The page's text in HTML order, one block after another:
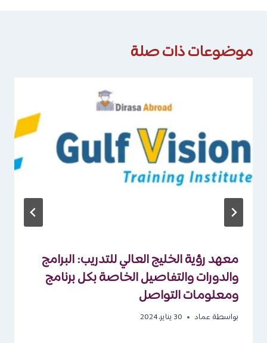
موضوعات ذات صلة
معهد رؤية الخليج العالي للتدريب: البرامج
والدورات والتفاصيل الخاصة بكل برنامج
ومعلومات التواصل
بواسطة عماد 30 يناير، 2024